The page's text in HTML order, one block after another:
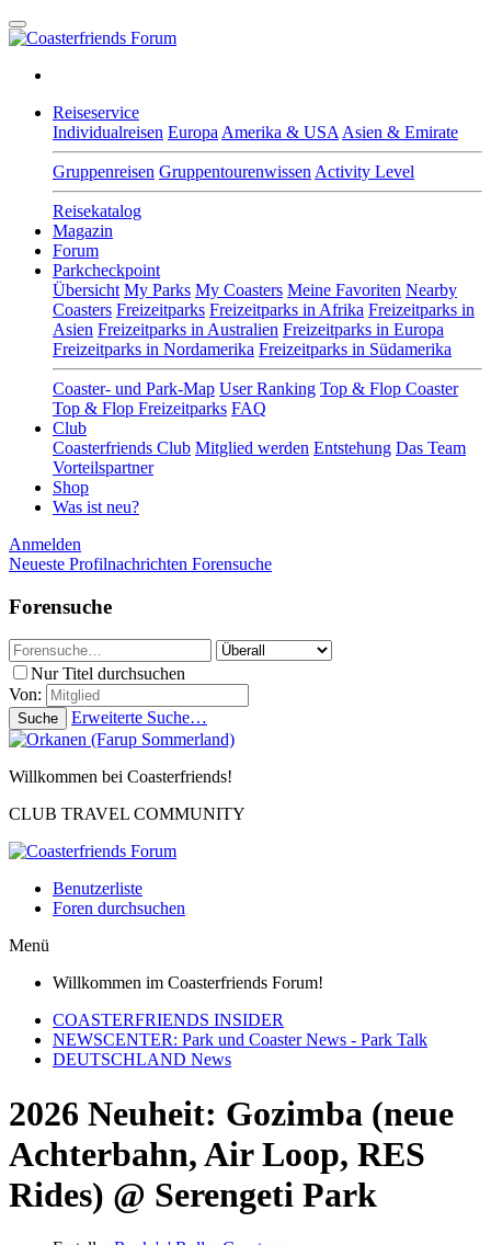
Reiseservice
Individualreisen Europa Amerika & USA Asien & Emirate
Gruppenreisen Gruppentourenwissen Activity Level
Reisekatalog
Magazin
Forum
Parkcheckpoint
Übersicht My Parks My Coasters Meine Favoriten Nearby
Coasters Freizeitparks Freizeitparks in Afrika Freizeitparks in
Asien Freizeitparks in Australien Freizeitparks in Europa
Freizeitparks in Nordamerika Freizeitparks in Südamerika
Coaster- und Park-Map User Ranking Top & Flop Coaster
Top & Flop Freizeitparks FAQ
Club
Coasterfriends Club Mitglied werden Entstehung Das Team
Vorteilspartner
Shop
Was ist neu?
Anmelden
Neueste Profilnachrichten Forensuche
Forensuche
Nur Titel durchsuchen
Von:
Suche Erweiterte Suche…
Willkommen bei Coasterfriends!
CLUB TRAVEL COMMUNITY
Benutzerliste
Foren durchsuchen
Menü
Willkommen im Coasterfriends Forum!
COASTERFRIENDS INSIDER
NEWSCENTER: Park und Coaster News - Park Talk
DEUTSCHLAND News
2026 Neuheit: Gozimba (neue
Achterbahn, Air Loop, RES
Rides) @ Serengeti Park